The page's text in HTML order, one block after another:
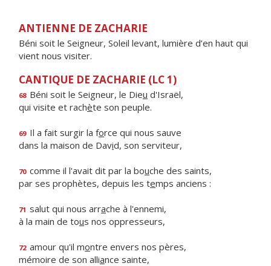
ANTIENNE DE ZACHARIE
Béni soit le Seigneur, Soleil levant, lumière d’en haut qui
vient nous visiter.
CANTIQUE DE ZACHARIE (LC 1)
68 Béni soit le Seigneur, le Dieu d'Israël,
qui visite et rachète son peuple.
69 Il a fait surgir la force qui nous sauve
dans la maison de David, son serviteur,
70 comme il l'avait dit par la bouche des saints,
par ses prophètes, depuis les temps anciens :
71 salut qui nous arrache à l'ennemi,
à la main de tous nos oppresseurs,
72 amour qu'il montre envers nos pères,
mémoire de son alliance sainte,